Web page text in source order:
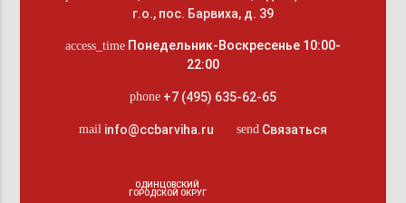
г.о., пос. Барвиха, д. 39
access_time Понедельник-Воскресенье 10:00-
22:00
phone +7 (495) 635-62-65
mail info@ccbarviha.ru send Связаться
ОДИНЦОВСКИЙ
ГОРОДСКОЙ ОКРУГ